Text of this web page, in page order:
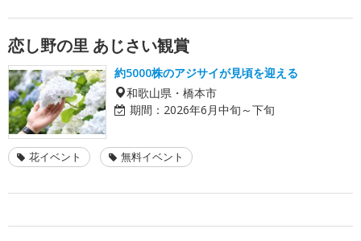
恋し野の里 あじさい観賞
約5000株のアジサイが見頃を迎える
和歌山県・橋本市
期間： 2026年6月中旬～下旬
花イベント 無料イベント